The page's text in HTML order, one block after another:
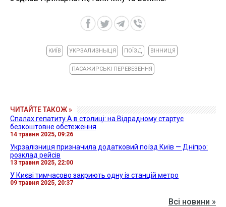
КИЇВ УКРЗАЛИЗНЫЦЯ ПОЇЗД ВІННИЦЯ
ПАСАЖИРСЬКІ ПЕРЕВЕЗЕННЯ
ЧИТАЙТЕ ТАКОЖ »
Спалах гепатиту А в столиці: на Відрадному стартує
безкоштовне обстеження
14 травня 2025, 09:26
Укрзалізниця призначила додатковий поїзд Київ — Дніпро:
розклад рейсів
13 травня 2025, 22:00
У Києві тимчасово закриють одну із станцій метро
09 травня 2025, 20:37
Всі новини »